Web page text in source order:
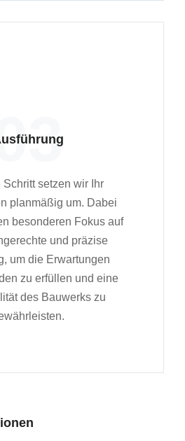
Schritt setzen wir Ihr
planmäßig um. Dabei
besonderen Fokus auf
und präzise
um die Erwartungen
zu erfüllen und eine
des Bauwerks zu